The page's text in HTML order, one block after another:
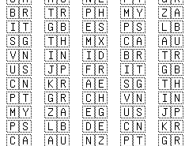
🇧🇷
🇹🇷 🇵🇭 🇲🇾 🇿🇦
🇮🇹
🇬🇧 🇪🇸 🇵🇸 🇱🇧
🇸🇬
🇹🇭 🇲🇽 🇨🇦 🇦🇺
🇻🇳
🇮🇳 🇮🇩 🇧🇷 🇹🇷
🇺🇸
🇯🇵 🇫🇷 🇮🇹 🇬🇧
🇨🇳
🇰🇷 🇦🇪 🇸🇬 🇹🇭
🇵🇹
🇬🇷 🇨🇭 🇻🇳 🇮🇳
🇲🇾
🇿🇦 🇪🇬 🇺🇸 🇯🇵
🇵🇸
🇱🇧 🇩🇪 🇨🇳 🇰🇷
🇨🇦
🇦🇺 🇳🇿 🇵🇹 🇬🇷